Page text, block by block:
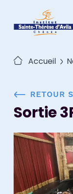
contenu
Accueil
RETOUR
Sortie